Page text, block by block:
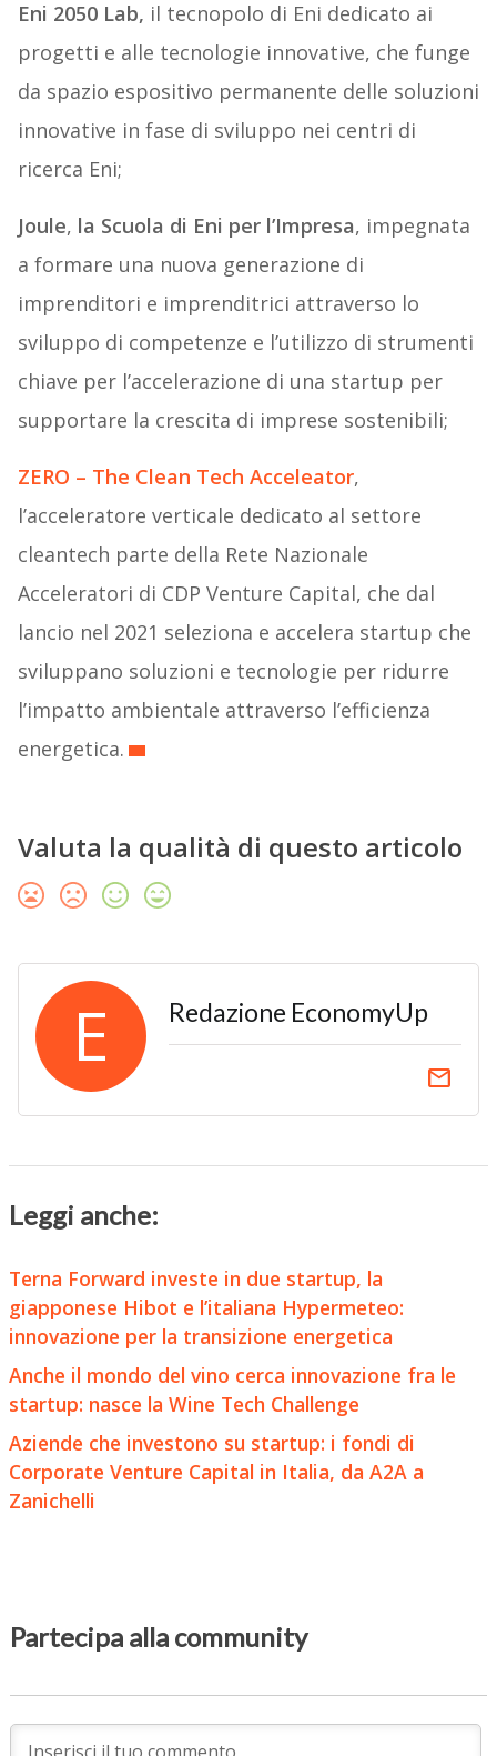
Eni 2050 Lab, il tecnopolo di Eni dedicato ai
progetti e alle tecnologie innovative, che funge
da spazio espositivo permanente delle soluzioni
innovative in fase di sviluppo nei centri di
ricerca Eni;
Joule, la Scuola di Eni per l’Impresa, impegnata
a formare una nuova generazione di
imprenditori e imprenditrici attraverso lo
sviluppo di competenze e l’utilizzo di strumenti
chiave per l’accelerazione di una startup per
supportare la crescita di imprese sostenibili;
ZERO – The Clean Tech Acceleator,
l’acceleratore verticale dedicato al settore
cleantech parte della Rete Nazionale
Acceleratori di CDP Venture Capital, che dal
lancio nel 2021 seleziona e accelera startup che
sviluppano soluzioni e tecnologie per ridurre
l’impatto ambientale attraverso l’efficienza
energetica.
Valuta la qualità di questo articolo
E Redazione EconomyUp
email
Leggi anche:
Terna Forward investe in due startup, la
giapponese Hibot e l’italiana Hypermeteo:
innovazione per la transizione energetica
Anche il mondo del vino cerca innovazione fra le
startup: nasce la Wine Tech Challenge
Aziende che investono su startup: i fondi di
Corporate Venture Capital in Italia, da A2A a
Zanichelli
Partecipa alla community